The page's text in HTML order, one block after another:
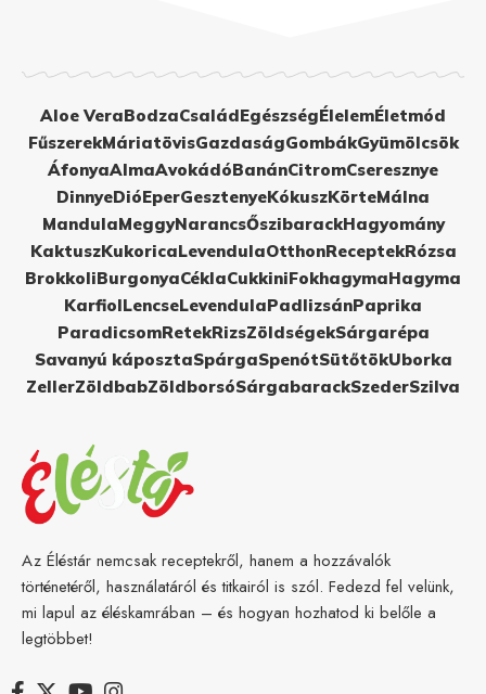
Aloe VeraBodzaCsaládEgészségÉlelemÉletmód
FűszerekMáriatövisGazdaságGombákGyümölcsök
ÁfonyaAlmaAvokádóBanánCitromCseresznye
DinnyeDióEperGesztenyeKókuszKörteMálna
MandulaMeggyNarancsŐszibarackHagyomány
KaktuszKukoricaLevendulaOtthonReceptekRózsa
BrokkoliBurgonyaCéklaCukkiniFokhagymaHagyma
KarfiolLencseLevendulaPadlizsánPaprika
ParadicsomRetekRizsZöldségekSárgarépa
Savanyú káposztaSpárgaSpenótSütőtökUborka
ZellerZöldbabZöldborsóSárgabarackSzederSzilva
Az Éléstár nemcsak receptekről, hanem a hozzávalók
történetéről, használatáról és titkairól is szól. Fedezd fel velünk,
mi lapul az éléskamrában – és hogyan hozhatod ki belőle a
legtöbbet!